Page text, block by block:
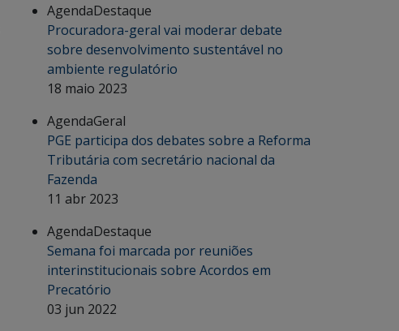
AgendaDestaque
Procuradora-geral vai moderar debate
sobre desenvolvimento sustentável no
ambiente regulatório
18 maio 2023
AgendaGeral
PGE participa dos debates sobre a Reforma
Tributária com secretário nacional da
Fazenda
11 abr 2023
AgendaDestaque
Semana foi marcada por reuniões
interinstitucionais sobre Acordos em
Precatório
03 jun 2022